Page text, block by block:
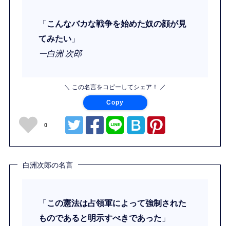
「こんなバカな戦争を始めた奴の顔が見
てみたい 」
ー白洲 次郎
＼ この名言をコピーしてシェア！ ／
Copy
0
白洲次郎の名言
「 この憲法は占領軍によって強制された
ものであると明示すべきであった 」